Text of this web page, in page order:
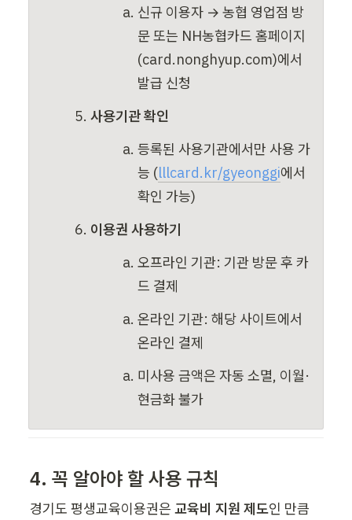
신규 이용자 → 농협 영업점 방
문 또는 NH농협카드 홈페이지
(card.nonghyup.com)에서
발급 신청
사용기관 확인
등록된 사용기관에서만 사용 가
능 (lllcard.kr/gyeonggi에서
확인 가능)
이용권 사용하기
오프라인 기관: 기관 방문 후 카
드 결제
온라인 기관: 해당 사이트에서
온라인 결제
미사용 금액은 자동 소멸, 이월·
현금화 불가
4. 꼭 알아야 할 사용 규칙
경기도 평생교육이용권은 교육비 지원 제도인 만큼